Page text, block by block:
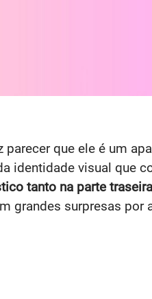
que ele é um
identidade visual que
tanto na parte
grandes surpresas por